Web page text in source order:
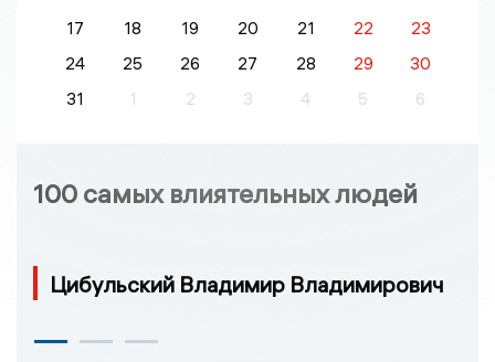
17
18 19 20 21 22
23
24
25 26 27 28 29
30
31
1 2 3 4 5 6
100 самых влиятельных людей
Цибульский Владимир Владимирович